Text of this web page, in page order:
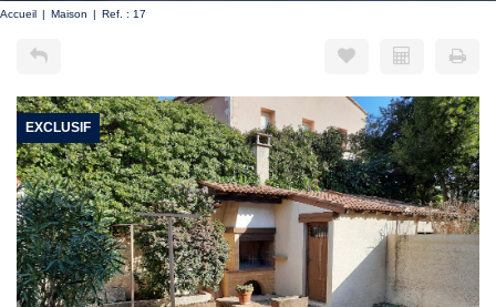
Accueil Maison Ref. : 17
EXCLUSIF